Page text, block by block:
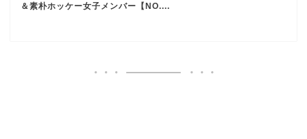
＆素朴ホッケー女子メンバー【NO....